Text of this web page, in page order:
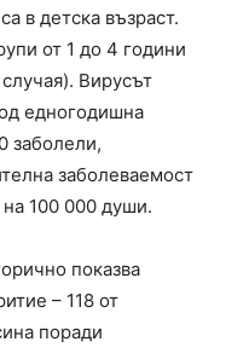
в детска възраст.
от 1 до 4 години
Вирусът
едногодишна
заболели,
заболеваемост
100 000 души.
показва
– 118 от
поради